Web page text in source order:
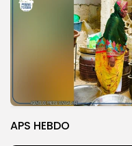
APS HEBDO